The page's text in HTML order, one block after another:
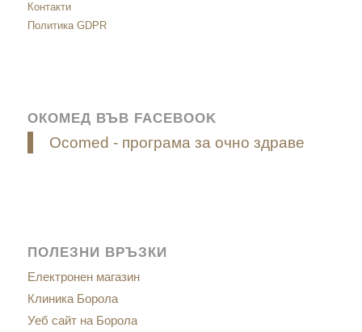
Контакти
Политика GDPR
ОКОМЕД ВЪВ FACEBOOK
Ocomed - програма за очно здраве
ПОЛЕЗНИ ВРЪЗКИ
Електронен магазин
Клиника Борола
Уеб сайт на Борола